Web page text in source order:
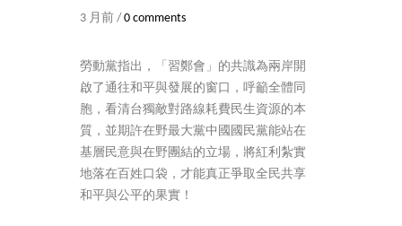
3 月前 / 0 comments
勞動黨指出，「習鄭會」的共識為兩岸開
啟了通往和平與發展的窗口，呼籲全體同
胞，看清台獨敵對路線耗費民生資源的本
質，並期許在野最大黨中國國民黨能站在
基層民意與在野團結的立場，將紅利紮實
地落在百姓口袋，才能真正爭取全民共享
和平與公平的果實！